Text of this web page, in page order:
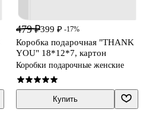
479 ₽399 ₽ -17%
Коробка подарочная "THANK
YOU" 18*12*7, картон
Коробки подарочные женские
Купить